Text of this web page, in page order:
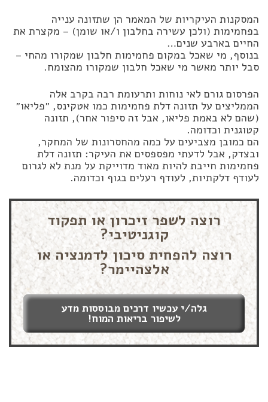
המסקנות העיקריות של המאמר הן שתזונה ענייה
בפחמימות (ולכן עשירה בחלבון ו/או שומן) – מקצרת את
החיים בארבע שנים…
בנוסף, מי שאכל במקום פחמימות חלבון שמקורו מהחי –
סבל יותר מאשר מי שאכל חלבון שמקורו מהצומח.
הפרסום גורם לאי נוחות ותרעומת רבה בקרב אלה
הממליצים על תזונה דלת פחמימות כמו אטקינס, ״פליאו״
(שהם לא באמת פליאו, אבל זה סיפור אחר), תזונה
קטוגנית וכדומה.
הם כמובן מצביעים על כמה מהחסרונות של המחקר,
ובצדק, אבל לדעתי מפספסים את העיקר: תזונה דלת
פחמימות חייבת להיות מאוד מדוייקת על מנת לא לגרום
לעודף דלקתיות, לעודף רעלים בגוף וכדומה.
רוצה לשפר זיכרון או תפקוד
קוגניטיבי?
רוצה להפחית סיכון לדמנציה או
אלצהיימר?
גלה/י עכשיו דרכים מבוססות מדע
לשיפור בריאות המוח!